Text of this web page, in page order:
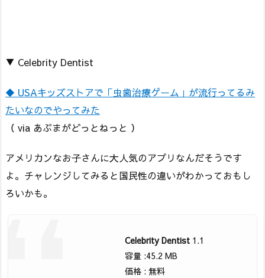
▼ Celebrity Dentist
◆ USAキッズストアで「虫歯治療ゲーム」が流行ってるみ
たいなのでやってみた
（ via あぷまがどっとねっと ）
アメリカンなお子さんに大人気のアプリなんだそうです
よ。チャレンジしてみると国民性の違いがわかっておもし
ろいかも。
Celebrity Dentist 1.1
容量 :45.2 MB
価格 : 無料